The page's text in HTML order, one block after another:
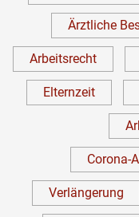
Ärztliche
Arbeitsrecht
Elternzeit
Corona-
Verlängerung